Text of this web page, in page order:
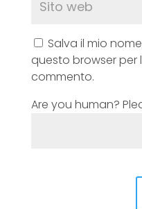
Salva il mio
questo browser
commento.
Are you human?